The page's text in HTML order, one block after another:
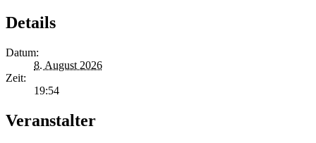
Details
Datum:
8. August 2026
Zeit:
19:54
Veranstalter